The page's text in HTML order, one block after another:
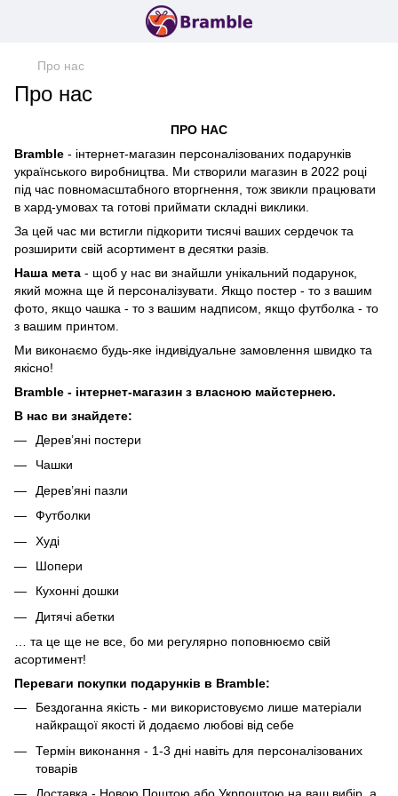
Про нас
Про нас
ПРО НАС
Bramble - інтернет-магазин персоналізованих подарунків
українського виробництва. Ми створили магазин в 2022 році
під час повномасштабного вторгнення, тож звикли працювати
в хард-умовах та готові приймати складні виклики.
За цей час ми встигли підкорити тисячі ваших сердечок та
розширити свій асортимент в десятки разів.
Наша мета - щоб у нас ви знайшли унікальний подарунок,
який можна ще й персоналізувати. Якщо постер - то з вашим
фото, якщо чашка - то з вашим надписом, якщо футболка - то
з вашим принтом.
Ми виконаємо будь-яке індивідуальне замовлення швидко та
якісно!
Bramble - інтернет-магазин з власною майстернею.
В нас ви знайдете:
Дерев’яні постери
Чашки
Дерев’яні пазли
Футболки
Худі
Шопери
Кухонні дошки
Дитячі абетки
… та це ще не все, бо ми регулярно поповнюємо свій
асортимент!
Переваги покупки подарунків в Bramble:
Бездоганна якість - ми використовуємо лише матеріали
найкращої якості й додаємо любові від себе
Термін виконання - 1-3 дні навіть для персоналізованих
товарів